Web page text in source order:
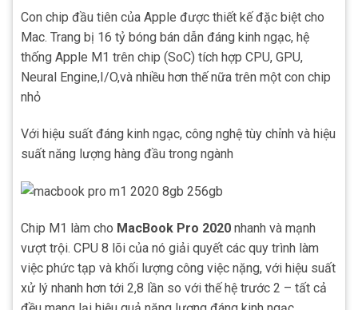
Con chip đầu tiên của Apple được thiết kế đặc biệt cho
Mac. Trang bị 16 tỷ bóng bán dẫn đáng kinh ngạc, hệ
thống Apple M1 trên chip (SoC) tích hợp CPU, GPU,
Neural Engine,I/O,và nhiều hơn thế nữa trên một con chip
nhỏ
Với hiệu suất đáng kinh ngạc, công nghệ tùy chỉnh và hiệu
suất năng lượng hàng đầu trong ngành
Chip M1 làm cho MacBook Pro 2020 nhanh và mạnh
vượt trội. CPU 8 lõi của nó giải quyết các quy trình làm
việc phức tạp và khối lượng công việc nặng, với hiệu suất
xử lý nhanh hơn tới 2,8 lần so với thế hệ trước 2 – tất cả